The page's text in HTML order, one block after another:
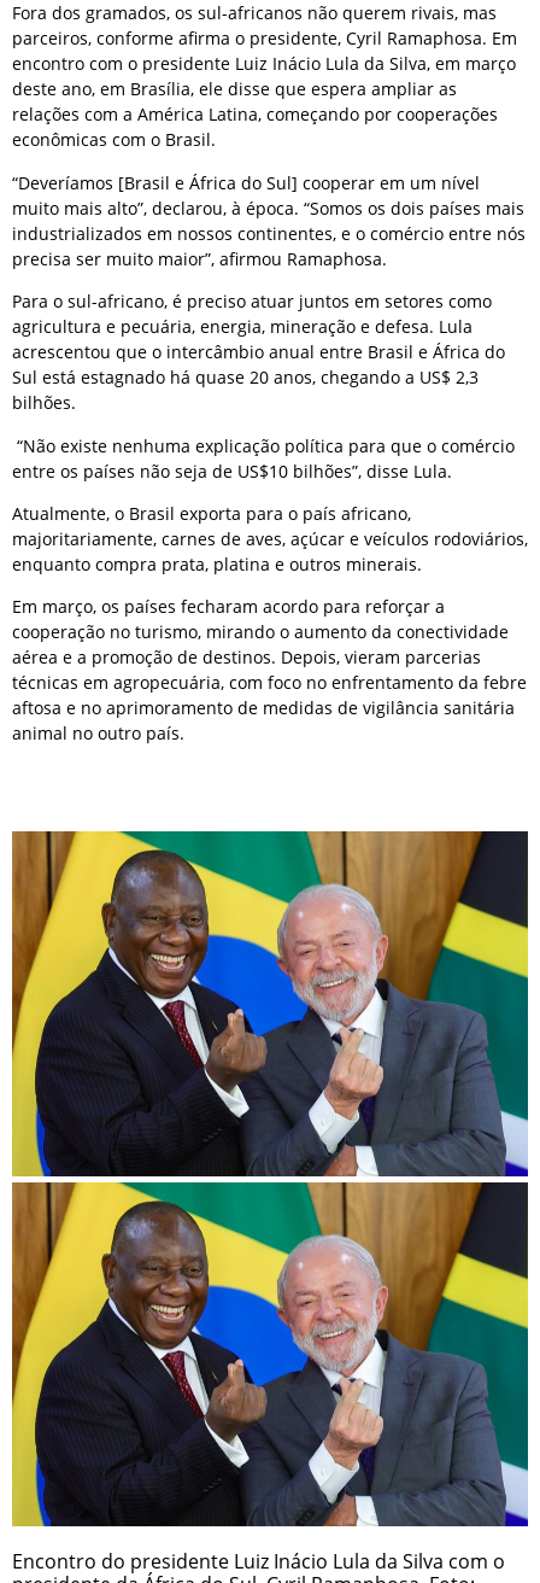
Fora dos gramados, os sul-africanos não querem rivais, mas
parceiros, conforme afirma o presidente, Cyril Ramaphosa. Em
encontro com o presidente Luiz Inácio Lula da Silva, em março
deste ano, em Brasília, ele disse que espera ampliar as
relações com a América Latina, começando por cooperações
econômicas com o Brasil.
“Deveríamos [Brasil e África do Sul] cooperar em um nível
muito mais alto”, declarou, à época. “Somos os dois países mais
industrializados em nossos continentes, e o comércio entre nós
precisa ser muito maior”, afirmou Ramaphosa.
Para o sul-africano, é preciso atuar juntos em setores como
agricultura e pecuária, energia, mineração e defesa. Lula
acrescentou que o intercâmbio anual entre Brasil e África do
Sul está estagnado há quase 20 anos, chegando a US$ 2,3
bilhões.
“Não existe nenhuma explicação política para que o comércio
entre os países não seja de US$10 bilhões”, disse Lula.
Atualmente, o Brasil exporta para o país africano,
majoritariamente, carnes de aves, açúcar e veículos rodoviários,
enquanto compra prata, platina e outros minerais.
Em março, os países fecharam acordo para reforçar a
cooperação no turismo, mirando o aumento da conectividade
aérea e a promoção de destinos. Depois, vieram parcerias
técnicas em agropecuária, com foco no enfrentamento da febre
aftosa e no aprimoramento de medidas de vigilância sanitária
animal no outro país.
Encontro do presidente Luiz Inácio Lula da Silva com o